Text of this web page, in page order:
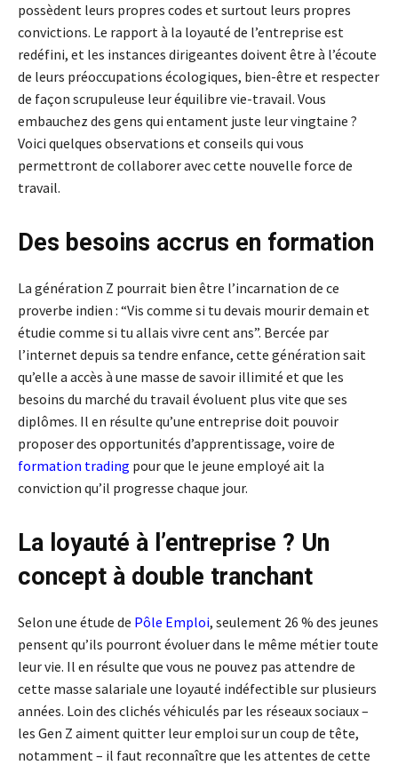
possèdent leurs propres codes et surtout leurs propres
convictions. Le rapport à la loyauté de l’entreprise est
redéfini, et les instances dirigeantes doivent être à l’écoute
de leurs préoccupations écologiques, bien-être et respecter
de façon scrupuleuse leur équilibre vie-travail. Vous
embauchez des gens qui entament juste leur vingtaine ?
Voici quelques observations et conseils qui vous
permettront de collaborer avec cette nouvelle force de
travail.
Des besoins accrus en formation
La génération Z pourrait bien être l’incarnation de ce
proverbe indien : “Vis comme si tu devais mourir demain et
étudie comme si tu allais vivre cent ans”. Bercée par
l’internet depuis sa tendre enfance, cette génération sait
qu’elle a accès à une masse de savoir illimité et que les
besoins du marché du travail évoluent plus vite que ses
diplômes. Il en résulte qu’une entreprise doit pouvoir
proposer des opportunités d’apprentissage, voire de
formation trading pour que le jeune employé ait la
conviction qu’il progresse chaque jour.
La loyauté à l’entreprise ? Un
concept à double tranchant
Selon une étude de Pôle Emploi, seulement 26 % des jeunes
pensent qu’ils pourront évoluer dans le même métier toute
leur vie. Il en résulte que vous ne pouvez pas attendre de
cette masse salariale une loyauté indéfectible sur plusieurs
années. Loin des clichés véhiculés par les réseaux sociaux –
les Gen Z aiment quitter leur emploi sur un coup de tête,
notamment – il faut reconnaître que les attentes de cette